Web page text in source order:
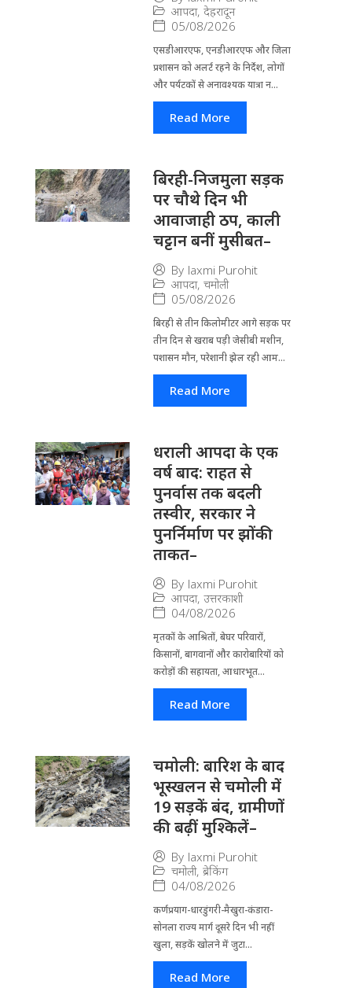
आपदा, देहरादून
05/08/2026
एसडीआरएफ, एनडीआरएफ और जिला
प्रशासन को अलर्ट रहने के निर्देश, लोगों
और पर्यटकों से अनावश्यक यात्रा न...
Read More
बिरही-निजमुला सड़क
पर चौथे दिन भी
आवाजाही ठप, काली
चट्टान बनीं मुसीबत–
By laxmi Purohit
आपदा, चमोली
05/08/2026
बिरही से तीन किलोमीटर आगे सड़क पर
तीन दिन से खराब पड़ी जेसीबी मशीन,
पशासन मौन, परेशानी झेल रही आम...
Read More
धराली आपदा के एक
वर्ष बाद: राहत से
पुनर्वास तक बदली
तस्वीर, सरकार ने
पुनर्निर्माण पर झोंकी
ताकत–
By laxmi Purohit
आपदा, उत्तरकाशी
04/08/2026
मृतकों के आश्रितों, बेघर परिवारों,
किसानों, बागवानों और कारोबारियों को
करोड़ों की सहायता, आधारभूत...
Read More
चमोली: बारिश के बाद
भूस्खलन से चमोली में
19 सड़कें बंद, ग्रामीणों
की बढ़ीं मुश्किलें–
By laxmi Purohit
चमोली, ब्रेकिंग
04/08/2026
कर्णप्रयाग-धारडुंगरी-मैखुरा-कंडारा-
सोनला राज्य मार्ग दूसरे दिन भी नहीं
खुला, सड़कें खोलने में जुटा...
Read More